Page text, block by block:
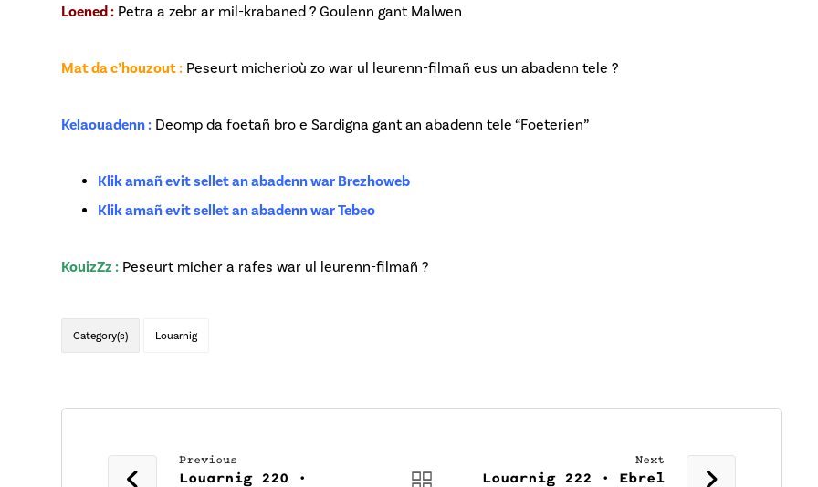
Loened : Petra a zebr ar mil-krabaned ? Goulenn gant Malwen
Mat da c’houzout : Peseurt micherioù zo war ul leurenn-filmañ eus un abadenn tele ?
Kelaouadenn : Deomp da foetañ bro e Sardigna gant an abadenn tele “Foeterien”
Klik amañ evit sellet an abadenn war Brezhoweb
Klik amañ evit sellet an abadenn war Tebeo
KouizZz : Peseurt micher a rafes war ul leurenn-filmañ ?
Category(s) Louarnig
Previous
Louarnig 220 •
Next
Louarnig 222 • Ebrel